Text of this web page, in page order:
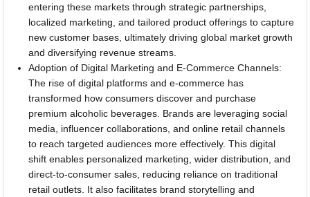
entering these markets through strategic partnerships,
localized marketing, and tailored product offerings to capture
new customer bases, ultimately driving global market growth
and diversifying revenue streams.
Adoption of Digital Marketing and E-Commerce Channels:
The rise of digital platforms and e-commerce has
transformed how consumers discover and purchase
premium alcoholic beverages. Brands are leveraging social
media, influencer collaborations, and online retail channels
to reach targeted audiences more effectively. This digital
shift enables personalized marketing, wider distribution, and
direct-to-consumer sales, reducing reliance on traditional
retail outlets. It also facilitates brand storytelling and